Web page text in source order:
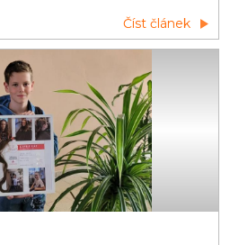
druhu. Výtěžek ze sběru
naší školy. Třídění má
škole. D
Číst článek